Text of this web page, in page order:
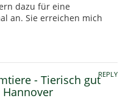
dazu für eine
an. Sie erreichen mich
- Tierisch gut
Hannover
REPLY